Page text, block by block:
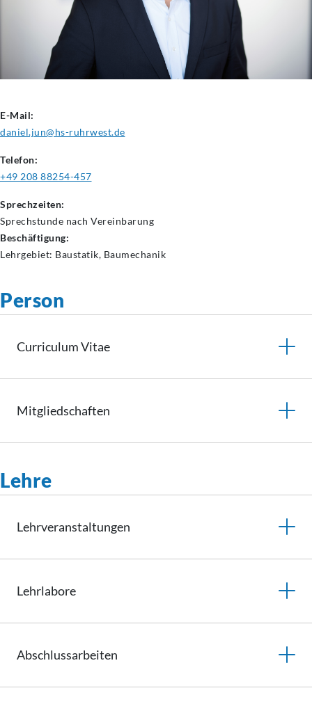
E-Mail:
daniel.jun@hs-ruhrwest.de
Telefon:
+49 208 88254-457
Sprechzeiten:
Sprechstunde nach Vereinbarung
Beschäftigung:
Lehrgebiet: Baustatik, Baumechanik
Person
CurriculumVitae
Mitgliedschaften
Lehre
Lehrveranstaltungen
Lehrlabore
Abschlussarbeiten